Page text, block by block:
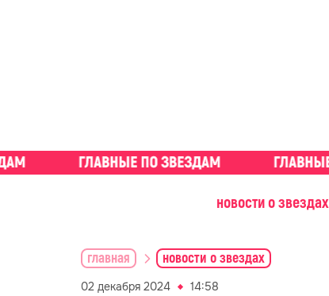
новости о звездах
главная новости о звездах
02 декабря 2024 14:58